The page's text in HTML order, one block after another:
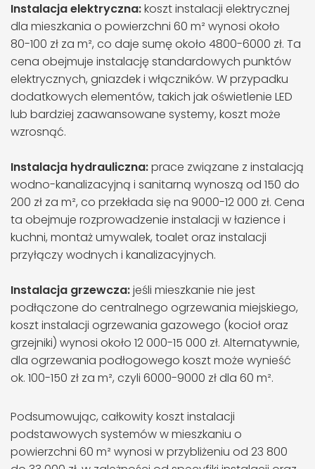
Instalacja elektryczna:koszt instalacji elektrycznej
dla mieszkania o powierzchni 60 m² wynosi około
80-100 zł za m², co daje sumę około 4800-6000 zł. Ta
cena obejmuje instalację standardowych punktów
elektrycznych, gniazdek i włączników. W przypadku
dodatkowych elementów, takich jak oświetlenie LED
lub bardziej zaawansowane systemy, koszt może
wzrosnąć​.
Instalacja hydrauliczna:prace związane z instalacją
wodno-kanalizacyjną i sanitarną wynoszą od 150 do
200 zł za m², co przekłada się na 9000-12 000 zł. Cena
ta obejmuje rozprowadzenie instalacji w łazience i
kuchni, montaż umywalek, toalet oraz instalacji
przyłączy wodnych i kanalizacyjnych.
Instalacja grzewcza:jeśli mieszkanie nie jest
podłączone do centralnego ogrzewania miejskiego,
koszt instalacji ogrzewania gazowego (kocioł oraz
grzejniki) wynosi około 12 000-15 000 zł. Alternatywnie,
dla ogrzewania podłogowego koszt może wynieść
ok. 100-150 zł za m², czyli 6000-9000 zł dla 60 m².
Podsumowując, całkowity koszt instalacji
podstawowych systemów w mieszkaniu o
powierzchni 60 m² wynosi w przybliżeniu od 23 800